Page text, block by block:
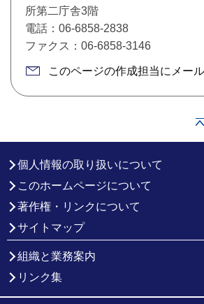
所第二庁舎3階
電話：06-6858-2838
ファクス：06-6858-3146
このページの作成担当にメー
個人情報の取り扱いについて
このホームページについて
著作権・リンクについて
サイトマップ
組織と業務案内
リンク集